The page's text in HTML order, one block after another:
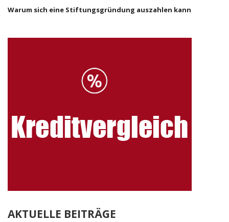
Warum sich eine Stiftungsgründung auszahlen kann
AKTUELLE BEITRÄGE